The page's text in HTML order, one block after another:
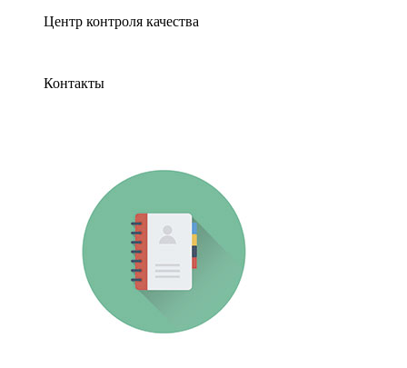
Центр контроля качества
Контакты